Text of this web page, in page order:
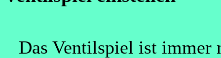
Das Ventilspiel ist immer